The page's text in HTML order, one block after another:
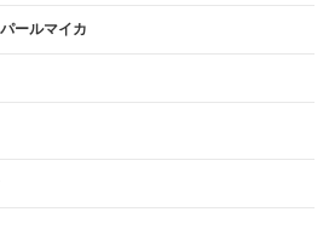
ールマイカ